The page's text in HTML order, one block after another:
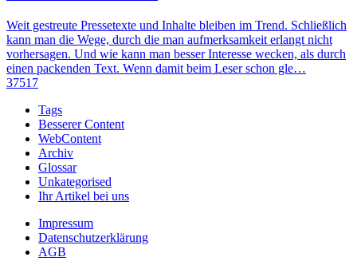
Weit gestreute Pressetexte und Inhalte bleiben im Trend. Schließlich
kann man die Wege, durch die man aufmerksamkeit erlangt nicht
vorhersagen. Und wie kann man besser Interesse wecken, als durch
einen packenden Text. Wenn damit beim Leser schon gle…
37517
Tags
Besserer Content
WebContent
Archiv
Glossar
Unkategorised
Ihr Artikel bei uns
Impressum
Datenschutzerklärung
AGB